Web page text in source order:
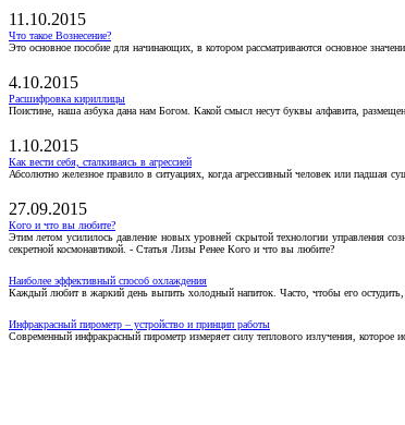
11.10.2015
Что такое Вознесение?
Это основное пособие для начинающих, в котором рассматриваются основное
4.10.2015
Расшифровка кириллицы
Поистине, наша азбука дана нам Богом. Какой смысл несут буквы алфавита,
1.10.2015
Как вести себя, сталкиваясь в агрессией
Абсолютно железное правило в ситуациях, когда агрессивный человек или падшая
27.09.2015
Кого и что вы любите?
Этим летом усилилось давление новых уровней скрытой технологии управления
секретной космонавтикой. - Статья Лизы Ренее Кого и что вы любите?
Наиболее эффективный способ охлаждения
Каждый любит в жаркий день выпить холодный напиток. Часто, чтобы его остудить,
Инфракрасный пирометр – устройство и принцип работы
Современный инфракрасный пирометр измеряет силу теплового излучения, которое